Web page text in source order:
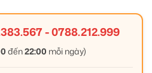
-0788.212.999
đến22:00 mỗi ngày)